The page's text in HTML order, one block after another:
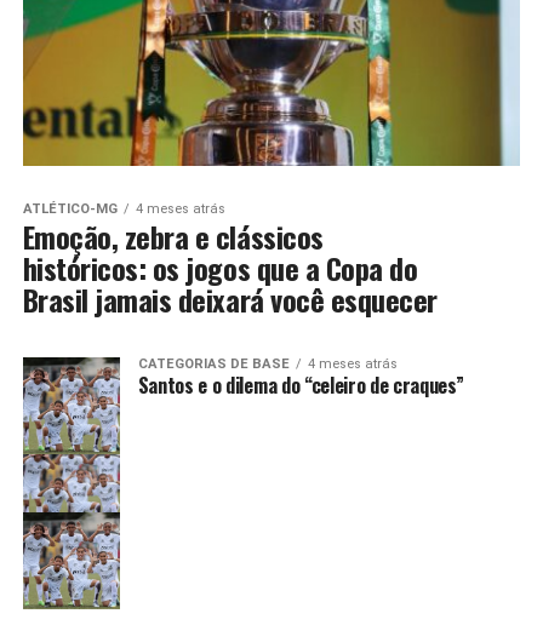
ATLÉTICO-MG 4 meses atrás
Emoção, zebra e clássicos
históricos: os jogos que a Copa do
Brasil jamais deixará você esquecer
CATEGORIAS DE BASE 4 meses atrás
Santos e o dilema do “celeiro de craques”